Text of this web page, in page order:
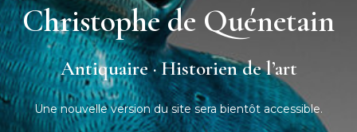
Christophe de Quénetain
Antiquaire · Historien de l’art
Une nouvelle version du site sera bientôt accessible.